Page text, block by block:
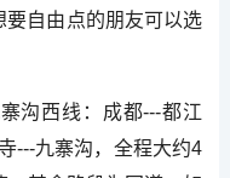
要自由点的朋友可以选
沟西线：成都---都江
---九寨沟，全程大约4